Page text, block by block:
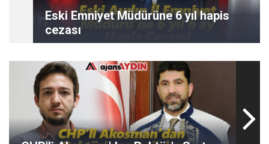
Eski Emniyet Müdürüne 6 yıl hapis
cezası